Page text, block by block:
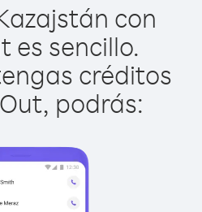
con
es sencillo.
créditos
podrás: